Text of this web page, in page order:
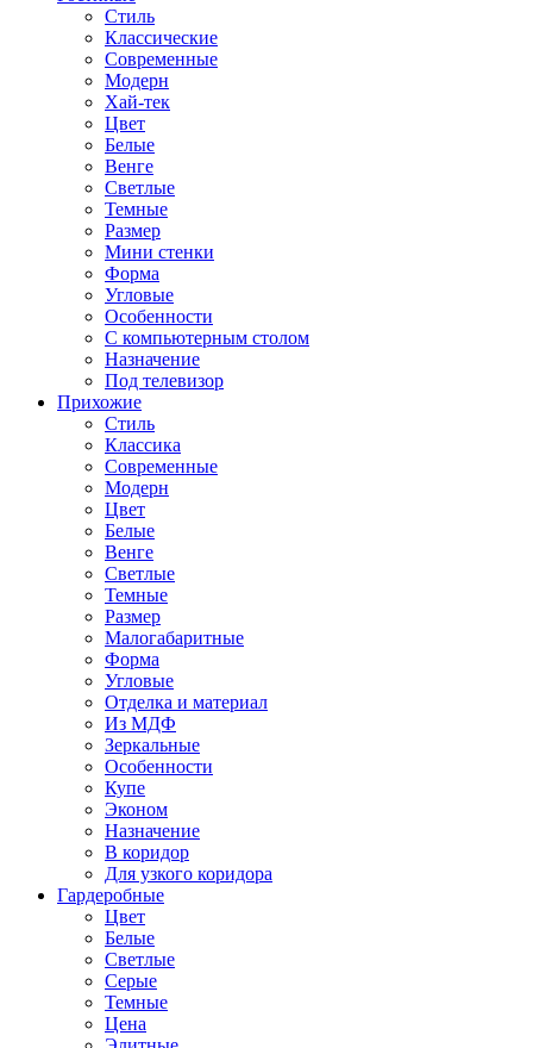
Стиль
Классические
Современные
Модерн
Хай-тек
Цвет
Белые
Венге
Светлые
Темные
Размер
Мини стенки
Форма
Угловые
Особенности
С компьютерным столом
Назначение
Под телевизор
Прихожие
Стиль
Классика
Современные
Модерн
Цвет
Белые
Венге
Светлые
Темные
Размер
Малогабаритные
Форма
Угловые
Отделка и материал
Из МДФ
Зеркальные
Особенности
Купе
Эконом
Назначение
В коридор
Для узкого коридора
Гардеробные
Цвет
Белые
Светлые
Серые
Темные
Цена